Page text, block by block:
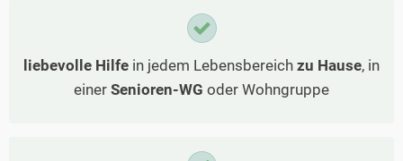
liebevolle Hilfe in jedem Lebensbereich zu Hause, in
einer Senioren-WG oder Wohngruppe